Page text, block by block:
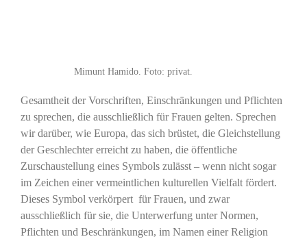
Mimunt Hamido. Foto: privat.
Gesamtheit der Vorschriften, Einschränkungen und Pflichten
zu sprechen, die ausschließlich für Frauen gelten. Sprechen
wir darüber, wie Europa, das sich brüstet, die Gleichstellung
der Geschlechter erreicht zu haben, die öffentliche
Zurschaustellung eines Symbols zulässt – wenn nicht sogar
im Zeichen einer vermeintlichen kulturellen Vielfalt fördert.
Dieses Symbol verkörpert für Frauen, und zwar
ausschließlich für sie, die Unterwerfung unter Normen,
Pflichten und Beschränkungen, im Namen einer Religion